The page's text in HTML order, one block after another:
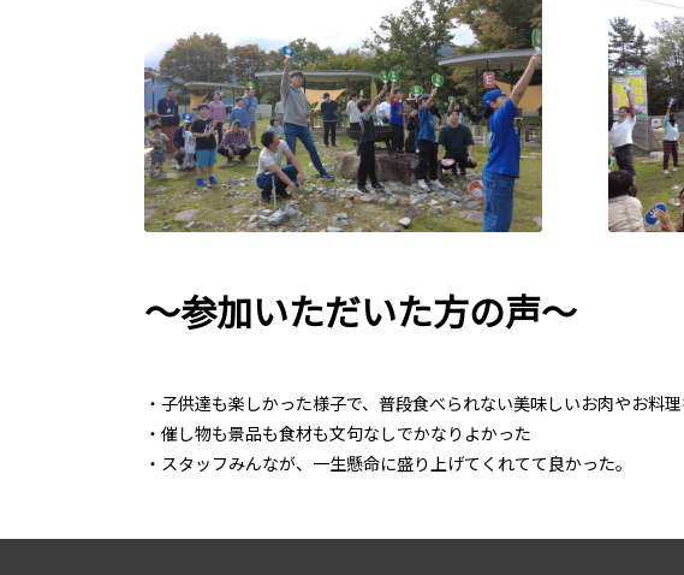
～参加いただいた方の声～
・子供達も楽しかった様子で、普段食べられない美味しいお肉やお料
・催し物も景品も食材も文句なしでかなりよかった
・スタッフみんなが、一生懸命に盛り上げてくれてて良かった。